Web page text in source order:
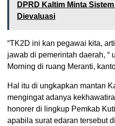
DPRD Kaltim Minta
Dievaluasi
“TK2D ini kan pegawai kita,
jawab di pemerintah daerah, “
Morning di ruang Meranti,
Hal itu di ungkapkan mantan
mengingat adanya
honorer di lingkup Pemkab
apabila surat edaran tersebut